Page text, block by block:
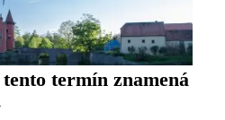
termín znamená